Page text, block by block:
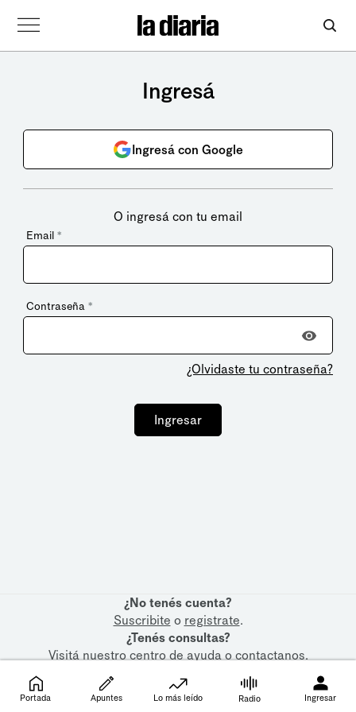
Ingresá
Ingresá con Google
O ingresá con tu email
Email *
Contraseña *
¿Olvidaste tu contraseña?
Ingresar
¿No tenés cuenta?
Suscribite o registrate.
¿Tenés consultas?
Visitá nuestrocentro de ayudaocontactanos.
Portada Apuntes Lo más leído Radio Ingresar